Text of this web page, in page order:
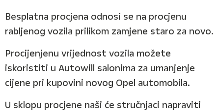
Besplatna procjena odnosi se na procjenu
rabljenog vozila prilikom zamjene staro za novo.
Procijenjenu vrijednost vozila možete
iskoristiti u Autowill salonima za umanjenje
cijene pri kupovini novog Opel automobila.
U sklopu procjene naši će stručnjaci napraviti